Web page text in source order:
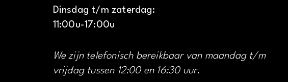
Dinsdag t/m zaterdag:
11:00u-17:00u
We zijn telefonisch bereikbaar van maandag t/m
vrijdag tussen 12:00 en 16:30 uur.